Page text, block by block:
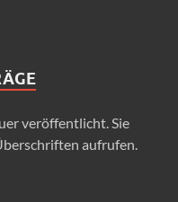
veröffentlicht. Sie
aufrufen.